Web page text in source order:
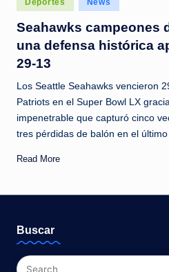
c
i
a
a
l
n
s
a
n
in
Deportes News
Seahawks campeones
una defensa histórica
29-13
Los Seattle Seahawks vencieron
Patriots en el Super Bowl LX
impenetrable que capturó cinco
tres pérdidas de balón en el último
Read More
Buscar